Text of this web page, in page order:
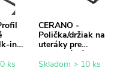
in
- 15
ks
CERANO -
Polička/držiak na
uteráky pre
sprchovú zástenu
Walk-In - 8-10
Skladom > 10 ks